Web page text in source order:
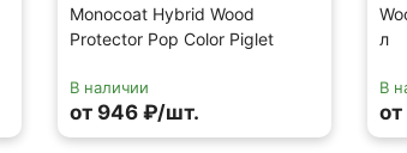
Monocoat Hybrid Wood
Protector Pop Color Piglet
В наличии
от 946 ₽/шт.
л
В